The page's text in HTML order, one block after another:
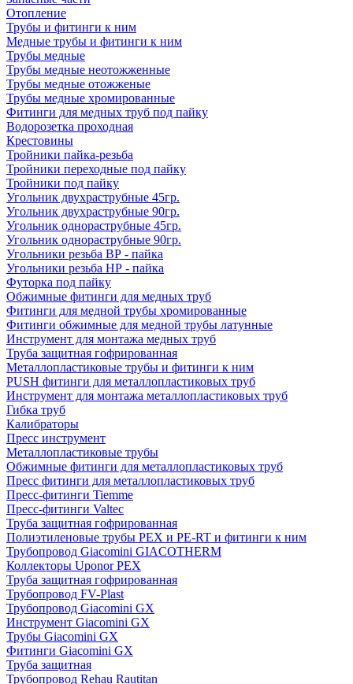
Отопление
Трубы и фитинги к ним
Медные трубы и фитинги к ним
Трубы медные
Трубы медные неотожженные
Трубы медные отожженые
Трубы медные хромированные
Фитинги для медных труб под пайку
Водорозетка проходная
Крестовины
Тройники пайка-резьба
Тройники переходные под пайку
Тройники под пайку
Угольник двухраструбные 45гр.
Угольник двухраструбные 90гр.
Угольник однораструбные 45гр.
Угольник однораструбные 90гр.
Угольники резьба ВР - пайка
Угольники резьба НР - пайка
Футорка под пайку
Обжимные фитинги для медных труб
Фитинги для медной трубы хромированные
Фитинги обжимные для медной трубы латунные
Инструмент для монтажа медных труб
Труба защитная гофрированная
Металлопластиковые трубы и фитинги к ним
PUSH фитинги для металлопластиковых труб
Инструмент для монтажа металлопластиковых труб
Гибка труб
Калибраторы
Пресс инструмент
Металлопластиковые трубы
Обжимные фитинги для металлопластиковых труб
Пресс фитинги для металлопластиковых труб
Пресс-фитинги Tiemme
Пресс-фитинги Valtec
Труба защитная гофрированная
Полиэтиленовые трубы PEX и PE-RT и фитинги к ним
Трубопровод Giacomini GIACOTHERM
Коллекторы Uponor PEX
Труба защитная гофрированная
Трубопровод FV-Plast
Трубопровод Giacomini GX
Инструмент Giacomini GX
Трубы Giacomini GX
Фитинги Giacomini GX
Труба защитная
Трубопровод Rehau Rautitan